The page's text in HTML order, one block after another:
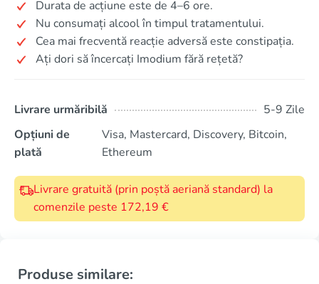
Durata de acțiune este de 4–6 ore.
Nu consumați alcool în timpul tratamentului.
Cea mai frecventă reacție adversă este constipația.
Ați dori să încercați Imodium fără rețetă?
Livrare urmăribilă
5-9 Zile
Opțiuni de
plată
Visa, Mastercard, Discovery, Bitcoin,
Ethereum
Livrare gratuită (prin poștă aeriană standard) la
comenzile peste 172,19 €
Produse similare: